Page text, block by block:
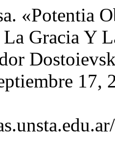
«Potentia
Gracia Y
17,